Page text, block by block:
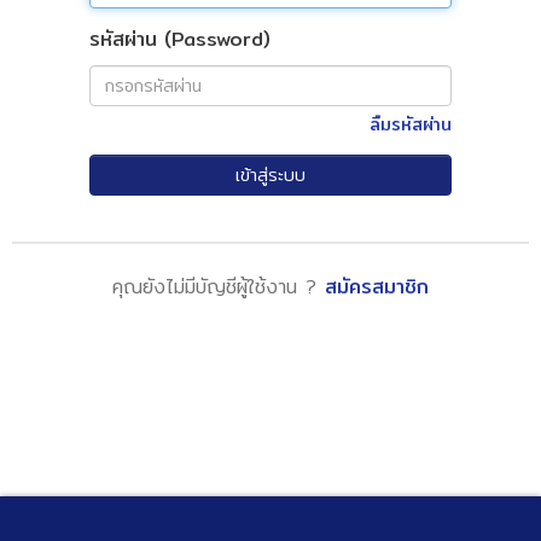
รหัสผ่าน (Password)
ลืมรหัสผ่าน
เข้าสู่ระบบ
คุณยังไม่มีบัญชีผู้ใช้งาน ? สมัครสมาชิก